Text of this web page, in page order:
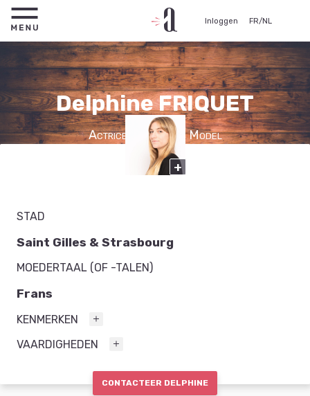
Inloggen FR/NL
Delphine FRIQUET
Actrice, Figurante, Model
+
STAD
Saint Gilles & Strasbourg
MOEDERTAAL (OF -TALEN)
Frans
KENMERKEN
VAARDIGHEDEN
CONTACTEER DELPHINE